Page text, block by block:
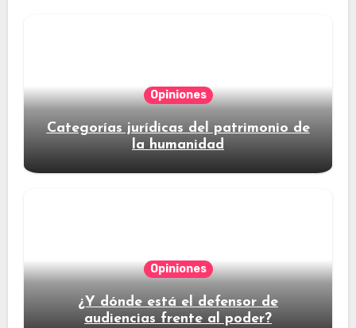
Opiniones
Categorías jurídicas del patrimonio de
la humanidad
Opiniones
¿Y dónde está el defensor de
audiencias frente al poder?